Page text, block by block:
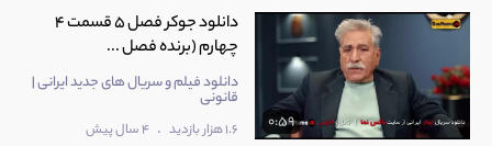
0:59
دانلود جوکر فصل 5 قسمت 4
چهارم (برنده فصل ...
دانلود فیلم و سریال های جدید ایرانی |
قانونی
1.6 هزار بازدید . 4 سال پیش